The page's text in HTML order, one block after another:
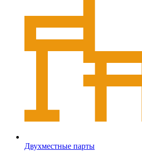
Двухместные парты